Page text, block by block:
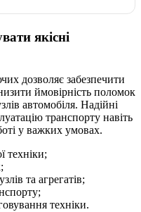
якісні
дозволяє забезпечити
ймовірність поломок
автомобіля. Надійні
транспорту навіть
у важких умовах.
техніки;
та агрегатів;
техніки.